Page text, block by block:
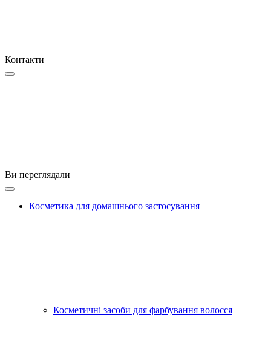
Контакти
Ви переглядали
Косметика для домашнього застосування
Косметичні засоби для фарбування волосся